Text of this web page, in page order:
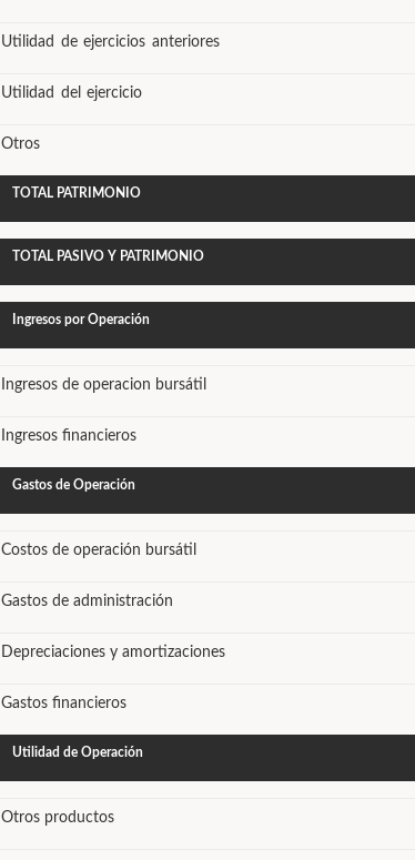
Utilidad de ejercicios anteriores
Utilidad del ejercicio
Otros
TOTAL PATRIMONIO
TOTAL PASIVO Y PATRIMONIO
Ingresos por Operación
Ingresos de operacion bursátil
Ingresos financieros
Gastos de Operación
Costos de operación bursátil
Gastos de administración
Depreciaciones y amortizaciones
Gastos financieros
Utilidad de Operación
Otros productos